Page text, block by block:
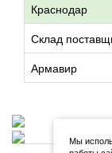
Краснодар
Склад
Армавир
Мы